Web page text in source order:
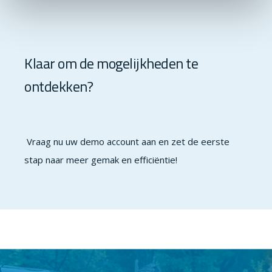
Klaar om de mogelijkheden te
ontdekken?
Vraag nu uw demo account aan en zet de eerste
stap naar meer gemak en efficiëntie!